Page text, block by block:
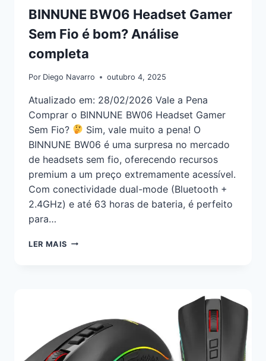
BINNUNE BW06 Headset Gamer
Sem Fio é bom? Análise
completa
Por Diego Navarro outubro 4, 2025
Atualizado em: 28/02/2026 Vale a Pena
Comprar o BINNUNE BW06 Headset Gamer
Sem Fio?
Sim, vale muito a pena! O
BINNUNE BW06 é uma surpresa no mercado
de headsets sem fio, oferecendo recursos
premium a um preço extremamente acessível.
Com conectividade dual-mode (Bluetooth +
2.4GHz) e até 63 horas de bateria, é perfeito
para…
LER MAIS